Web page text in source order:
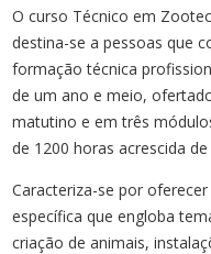
O curso Técnico em
destina-se a pessoas que
formação técnica
de um ano e meio,
matutino e em três
de 1200 horas acrescida
Caracteriza-se por
específica que engloba
criação de animais,